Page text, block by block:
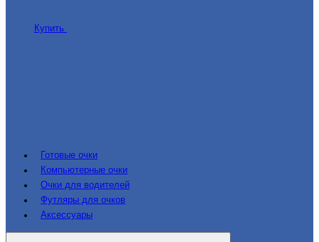
Купить
Готовые очки
Компьютерные очки
Очки для водителей
Футляры для очков
Аксессуары